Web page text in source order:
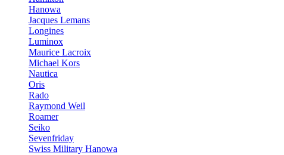
Hanowa
Jacques Lemans
Longines
Luminox
Maurice Lacroix
Michael Kors
Nautica
Oris
Rado
Raymond Weil
Roamer
Seiko
Sevenfriday
Swiss Military Hanowa